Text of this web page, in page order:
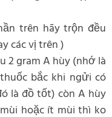
trên hãy trộn đều
các vị trên )
2 gram A hùy (nhớ là
bắc khi ngửi có
là đồ tốt) còn A hùy
hoặc ít mùi thì ko